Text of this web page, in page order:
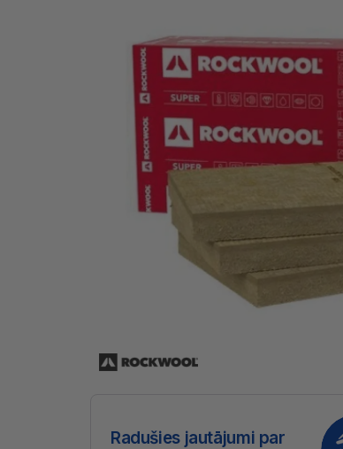
Radušies jautājumi par